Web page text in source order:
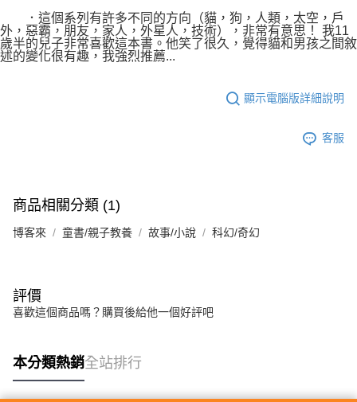
．這個系列有許多不同的方向（貓，狗，人類，太空，戶
外，惡霸，朋友，家人，外星人，技術），非常有意思！ 我11
歲半的兒子非常喜歡這本書。他笑了很久，覺得貓和男孩之間敘
述的變化很有趣，我強烈推薦...
顯示電腦版詳細說明
客服
商品相關分類 (1)
博客來 童書/親子教養 故事/小說 科幻/奇幻
評價
喜歡這個商品嗎？購買後給他一個好評吧
本分類熱銷全站排行